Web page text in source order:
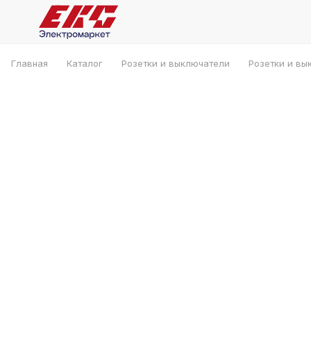
Главная Каталог Розетки и выключатели Розетки и